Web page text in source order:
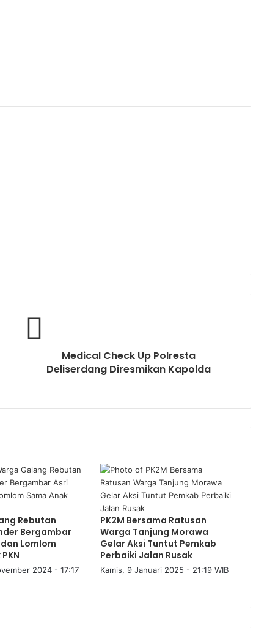
Medical Check Up Polresta
Deliserdang Diresmikan Kapolda
Rebutan
Bergambar
Lomlom
2024 - 17:17
PK2M Bersama Ratusan
Warga Tanjung Morawa
Gelar Aksi Tuntut Pemkab
Perbaiki Jalan Rusak
Kamis, 9 Januari 2025 - 21:19 WIB